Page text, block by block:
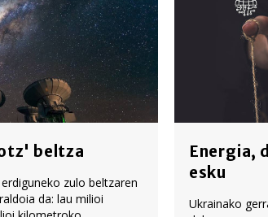
beltza
zulo beltzaren
da: lau milioi
Energia,
esku
Ukrainako